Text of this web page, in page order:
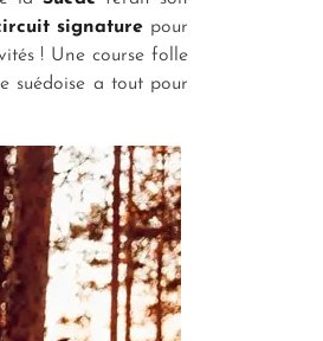
signature pour
! Une course folle
suédoise a tout pour